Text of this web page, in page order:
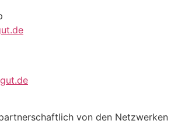
von den Netzwerken